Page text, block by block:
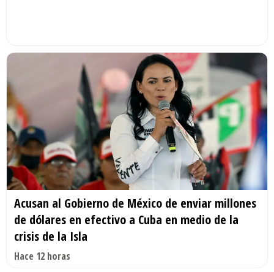
Acusan al Gobierno de México de enviar millones
de dólares en efectivo a Cuba en medio de la
crisis de la Isla
Hace 12 horas